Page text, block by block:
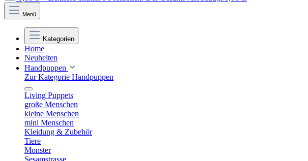
Menü
Kategorien
Home
Neuheiten
Handpuppen
Zur Kategorie Handpuppen
Living Puppets
große Menschen
kleine Menschen
mini Menschen
Kleidung & Zubehör
Tiere
Monster
Sesamstrasse